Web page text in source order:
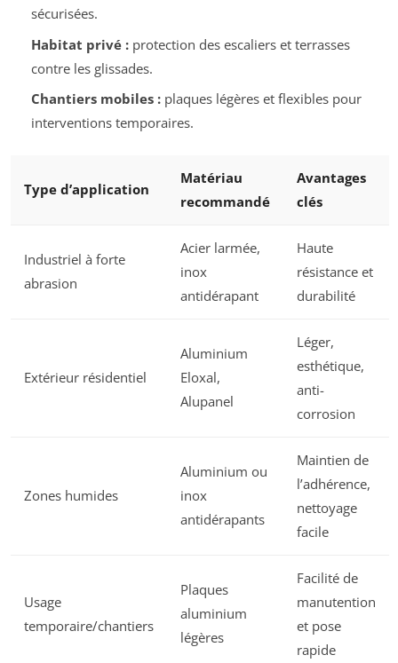
sécurisées.
Habitat privé :protection des escaliers et terrasses
contre les glissades.
Chantiers mobiles :plaques légères et flexibles pour
interventions temporaires.
Type d’application
Matériau
recommandé
Avantages
clés
Industriel à forte
abrasion
Acier larmée,
inox
antidérapant
Haute
résistance et
durabilité
Extérieur résidentiel
Aluminium
Eloxal,
Alupanel
Léger,
esthétique,
anti-
corrosion
Zones humides
Aluminium ou
inox
antidérapants
Maintien de
l’adhérence,
nettoyage
facile
Usage
temporaire/chantiers
Plaques
aluminium
légères
Facilité de
manutention
et pose
rapide